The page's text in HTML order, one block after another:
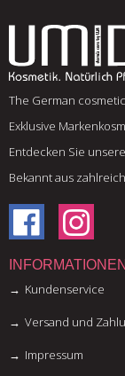
The German
Exklusive
Entdecken Sie
Bekannt aus
INFORMATIONEN
Kundenservice
Versand und
Impressum